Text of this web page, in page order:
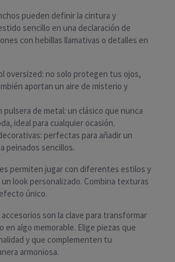
pueden definir la cintura y
sencillo en una declaración de
con hebillas llamativas o detalles en
oversized: no solo protegen tus ojos,
aportan un aire de misterio y
pulsera de metal: un clásico que nunca
ideal para cualquier ocasión.
perfectas para añadir un
peinados sencillos.
permiten jugar con diferentes estilos y
look personalizado. Combina texturas
único.
son la clave para transformar
en algo memorable. Elige piezas que
y que complementen tu
armoniosa.